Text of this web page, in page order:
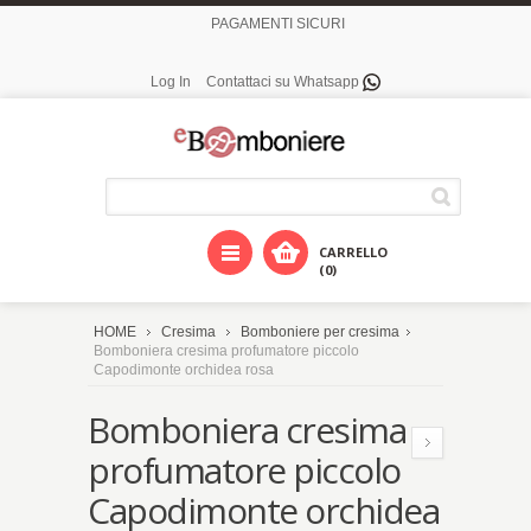
PAGAMENTI SICURI
Log In Contattaci su Whatsapp
CARRELLO
(0)
HOME Cresima
Bomboniere per cresima
Bomboniera cresima profumatore piccolo
Capodimonte orchidea rosa
Bomboniera cresima
profumatore piccolo
Capodimonte orchidea